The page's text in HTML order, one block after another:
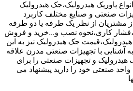
پاورپک هیدرولیک،جک هیدرولیک
صنعتی و صنایع مختلف کاربرد
مشتریان از نظر یک طرفه یا دو طرفه
کاری،نحوه نصب و...خرید و فروش
جک هیدرولیک نیز به این
آشنایی با تجهیزات صنعتی مدرن علاقه
هیدرولیک و تجهیزات صنعتی را برای
صنعتی خود را دارید پیشنهاد می